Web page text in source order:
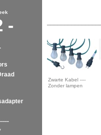
-
Zwarte Kabel ----
Zonder lampen